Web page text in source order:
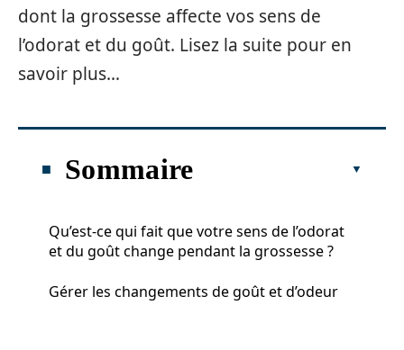
dont la grossesse affecte vos sens de
l’odorat et du goût. Lisez la suite pour en
savoir plus…
Sommaire
Qu’est-ce qui fait que votre sens de l’odorat
et du goût change pendant la grossesse ?
Gérer les changements de goût et d’odeur